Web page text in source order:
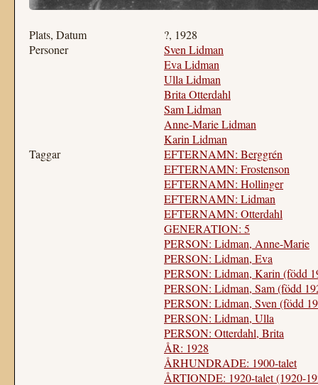
Plats, Datum
?, 1928
Personer
Sven Lidman
Eva Lidman
Ulla Lidman
Brita Otterdahl
Sam Lidman
Anne-Marie Lidman
Karin Lidman
Taggar
EFTERNAMN: Berggrén
EFTERNAMN: Frostenson
EFTERNAMN: Hollinger
EFTERNAMN: Lidman
EFTERNAMN: Otterdahl
GENERATION: 5
PERSON: Lidman, Anne-Marie
PERSON: Lidman, Eva
PERSON: Lidman, Karin (född
PERSON: Lidman, Sam (född
PERSON: Lidman, Sven (född
PERSON: Lidman, Ulla
PERSON: Otterdahl, Brita
ÅR: 1928
ÅRHUNDRADE: 1900-talet
ÅRTIONDE: 1920-talet (1920-